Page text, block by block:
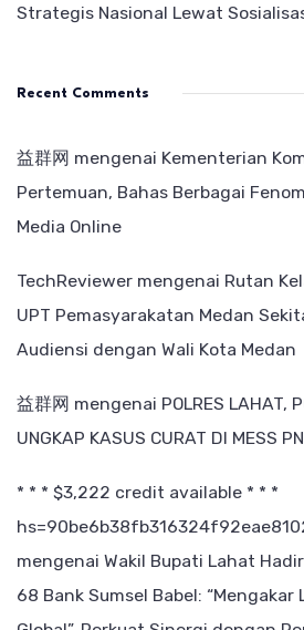
Strategis Nasional Lewat
Recent Comments
益群网 mengenai Kementerian
Pertemuan, Bahas Berbagai
Media Online
TechReviewer mengenai Rutan
UPT Pemasyarakatan Medan
Audiensi dengan Wali Kota Medan
益群网 mengenai POLRES LAHAT,
UNGKAP KASUS CURAT DI MESS
* * * $3,222 credit available * * *
mengenai Wakil Bupati Lahat
68 Bank Sumsel Babel: “Mengakar